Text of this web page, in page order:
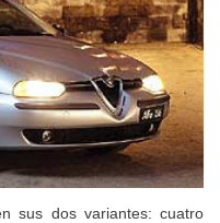
sus dos variantes: cuatro